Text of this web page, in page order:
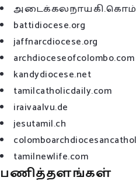
அடைக்கலநாயகி.கொம்
battidiocese.org
jaffnarcdiocese.org
archdioceseofcolombo.com
kandydiocese.net
tamilcatholicdaily.com
iraivaalvu.de
jesutamil.ch
tamilnewlife.com
பணித்தளங்கள்